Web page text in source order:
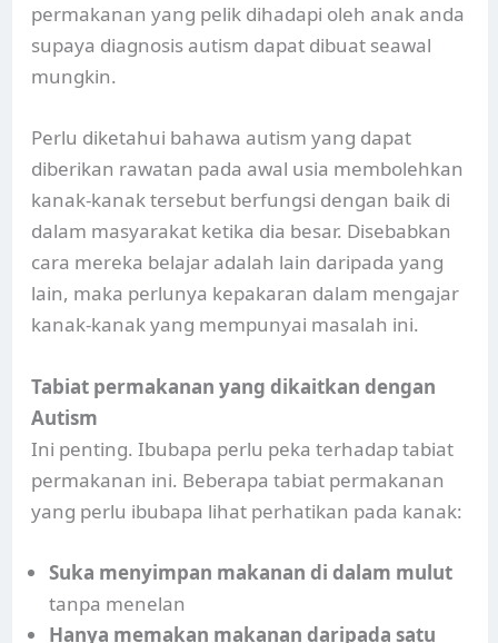
permakanan yang pelik dihadapi oleh anak anda
supaya diagnosis autism dapat dibuat seawal
mungkin.
Perlu diketahui bahawa autism yang dapat
diberikan rawatan pada awal usia membolehkan
kanak-kanak tersebut berfungsi dengan baik di
dalam masyarakat ketika dia besar. Disebabkan
cara mereka belajar adalah lain daripada yang
lain, maka perlunya kepakaran dalam mengajar
kanak-kanak yang mempunyai masalah ini.
Tabiat permakanan yang dikaitkan dengan
Autism
Ini penting. Ibubapa perlu peka terhadap tabiat
permakanan ini. Beberapa tabiat permakanan
yang perlu ibubapa lihat perhatikan pada kanak:
Suka menyimpan makanan di dalam mulut
tanpa menelan
Hanya memakan makanan daripada satu